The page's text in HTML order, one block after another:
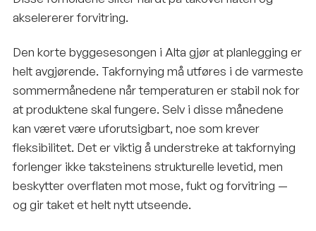
akselererer forvitring.
Den korte byggesesongen i Alta gjør at planlegging er
helt avgjørende. Takfornying må utføres i de varmeste
sommermånedene når temperaturen er stabil nok for
at produktene skal fungere. Selv i disse månedene
kan været være uforutsigbart, noe som krever
fleksibilitet. Det er viktig å understreke at takfornying
forlenger ikke taksteinens strukturelle levetid, men
beskytter overflaten mot mose, fukt og forvitring —
og gir taket et helt nytt utseende.